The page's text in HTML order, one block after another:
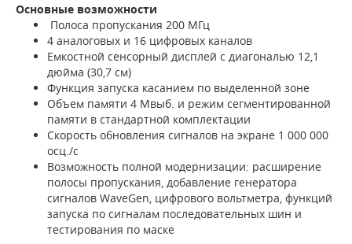
Основные возможности
Полоса пропускания 200 МГц
4 аналоговых и 16 цифровых каналов
Емкостной сенсорный дисплей с диагональю 12,1
дюйма (30,7 см)
Функция запуска касанием по выделенной зоне
Объем памяти 4 Мвыб. и режим сегментированной
памяти в стандартной комплектации
Скорость обновления сигналов на экране 1 000 000
осц./с
Возможность полной модернизации: расширение
полосы пропускания, добавление генератора
сигналов WaveGen, цифрового вольтметра, функций
запуска по сигналам последовательных шин и
тестирования по маске